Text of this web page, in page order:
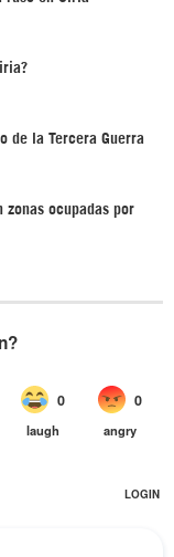
de la Tercera Guerra
zonas ocupadas por